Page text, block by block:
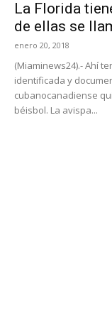
La Florida
de ellas se
enero 20, 2018
(Miaminews24).- Ahí
identificada y
cubanocanadiense
béisbol. La avispa...